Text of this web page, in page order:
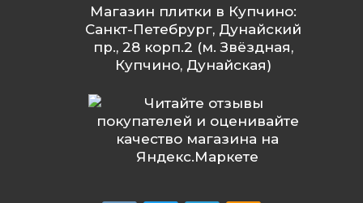
Магазин плитки в Купчино:
Санкт-Петебрург, Дунайский
пр., 28 корп.2 (м. Звёздная,
Купчино, Дунайская)